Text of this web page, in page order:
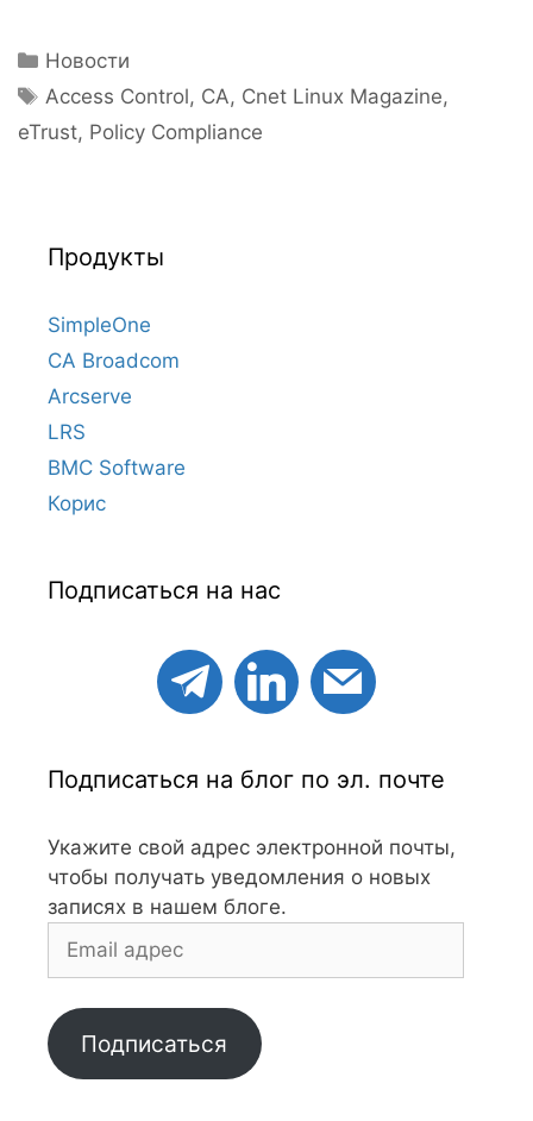
Рубрики
Новости
Метки
Access Control, CA, Cnet Linux Magazine,
eTrust, Policy Compliance
Продукты
SimpleOne
CA Broadcom
Arcserve
LRS
BMC Software
Корис
Подписаться на нас
Подписаться на блог по эл. почте
Укажите свой адрес электронной почты,
чтобы получать уведомления о новых
записях в нашем блоге.
адрес
Подписаться